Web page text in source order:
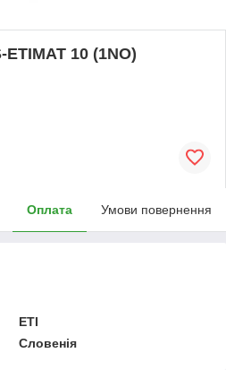
ETIMAT 10 (1NO)
Оплата Умови повернення
ETI
Словенія